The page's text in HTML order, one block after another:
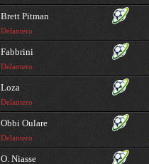
Brett Pitman
Delantero
Fabbrini
Delantero
Loza
Delantero
Obbi Oulare
Delantero
O. Niasse